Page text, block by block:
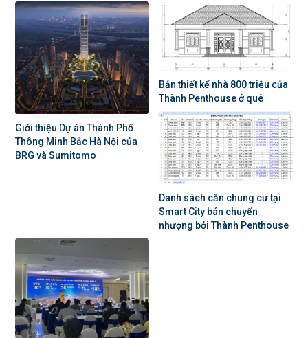
Giới thiệu Dự án Thành Phố
Thông Minh Bắc Hà Nội của
BRG và Sumitomo
Bản thiết kế nhà 800 triệu của
Thành Penthouse ở quê
Danh sách căn chung cư tại
Smart City bán chuyển
nhượng bởi Thành Penthouse